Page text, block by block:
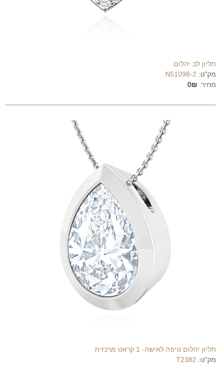
תליון לב יהלום
מק"ט: N51098-2
מחיר: 0₪
תליון יהלום טיפה לאישה- 1 קראט מרכזית
מק"ט: T2382